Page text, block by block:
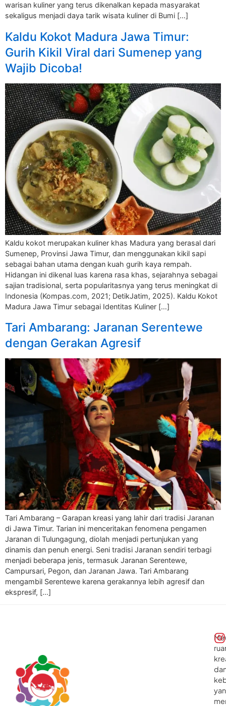
warisan kuliner yang terus dikenalkan kepada masyarakat
sekaligus menjadi daya tarik wisata kuliner di Bumi […]
Kaldu Kokot Madura Jawa Timur:
Gurih Kikil Viral dari Sumenep yang
Wajib Dicoba!
Kaldu kokot merupakan kuliner khas Madura yang berasal dari
Sumenep, Provinsi Jawa Timur, dan menggunakan kikil sapi
sebagai bahan utama dengan kuah gurih kaya rempah.
Hidangan ini dikenal luas karena rasa khas, sejarahnya sebagai
sajian tradisional, serta popularitasnya yang terus meningkat di
Indonesia (Kompas.com, 2021; DetikJatim, 2025). Kaldu Kokot
Madura Jawa Timur sebagai Identitas Kuliner […]
Tari Ambarang: Jaranan Serentewe
dengan Gerakan Agresif
Tari Ambarang – Garapan kreasi yang lahir dari tradisi Jaranan
di Jawa Timur. Tarian ini menceritakan fenomena pengamen
Jaranan di Tulungagung, diolah menjadi pertunjukan yang
dinamis dan penuh energi. Seni tradisi Jaranan sendiri terbagi
menjadi beberapa jenis, termasuk Jaranan Serentewe,
Campursari, Pegon, dan Jaranan Jawa. Tari Ambarang
mengambil Serentewe karena gerakannya lebih agresif dan
ekspresif, […]